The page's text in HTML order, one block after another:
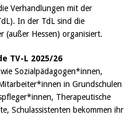
Verhandlungen mit der
In der TdL sind die
(außer Hessen) organisiert.
TV-L 2025/26
Sozialpädagogen*innen,
in Grundschulen
Therapeutische
Schulassistenten bekommen ihr